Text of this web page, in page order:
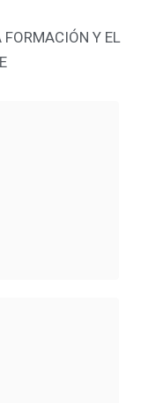
FORMACIÓN Y EL